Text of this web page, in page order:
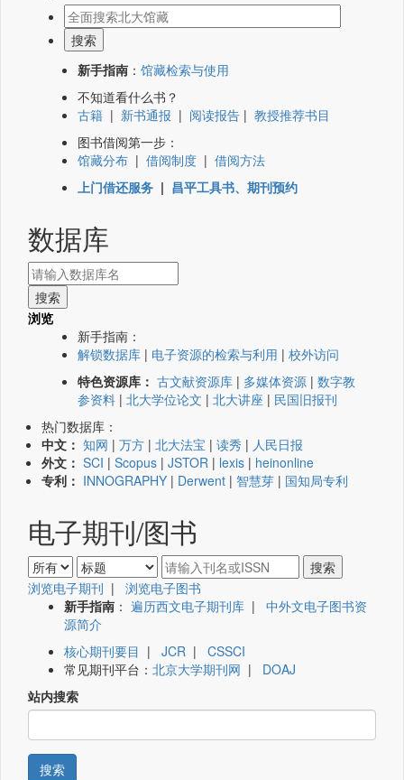
新手指南 ： 馆藏检索与使用
不知道看什么书？
古籍 | 新书通报 | 阅读报告 | 教授推荐书目
图书借阅第一步：
馆藏分布 | 借阅制度 | 借阅方法
上门借还服务 | 昌平工具书、期刊预约
数据库
浏览
新手指南：
解锁数据库 | 电子资源的检索与利用 | 校外访问
特色资源库： 古文献资源库 | 多媒体资源 | 数字教
参资料 | 北大学位论文 | 北大讲座 | 民国旧报刊
热门数据库：
中文： 知网 | 万方 | 北大法宝 | 读秀 | 人民日报
外文： SCI | Scopus | JSTOR | lexis | heinonline
专利： INNOGRAPHY | Derwent | 智慧芽 | 国知局专利
电子期刊/图书
浏览电子期刊 | 浏览电子图书
新手指南 ： 遍历西文电子期刊库 | 中外文电子图书资
源简介
核心期刊要目 | JCR | CSSCI
常见期刊平台： 北京大学期刊网 | DOAJ
站内搜索
搜索